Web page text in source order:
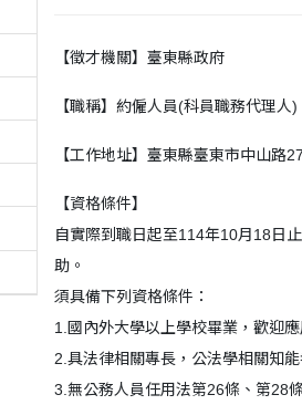
【徵才機關】臺東縣政府
【職稱】約僱人員(科員職務代理人)
【工作地址】臺東縣臺東市中山路
【資格條件】
自實際到職日起至114年10月18日
助。
須具備下列資格條件：
1.國內外大學以上學校畢業，歡迎應
2.具法律相關專長，公法學相關知
3.無公務人員任用法第26條、第28